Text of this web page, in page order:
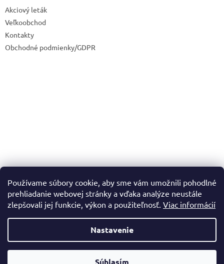
Používame súbory cookie, aby sme vám umožnili pohodlné
prehliadanie webovej stránky a vďaka analýze neustále
zlepšovali jej funkcie, výkon a použiteľnosť. Viac informácií
Nastavenie
Súhlasím
Akciový leták
Veľkoobchod
Kontakty
Obchodné podmienky/GDPR
Vytvoril Shoptet